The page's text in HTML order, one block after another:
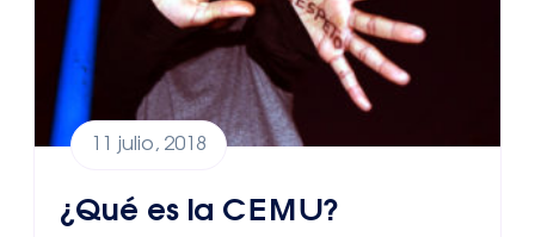
11 julio, 2018
¿Qué es la CEMU?